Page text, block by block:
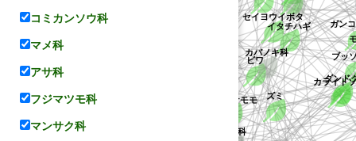
ビワ
ブッ
アベマキ
ガンコウラ
イタチハギ
ヤエナリ
ウラクロシジミ
ダンドク
ウラナミシジミ
グミ科
セイヨウ
ズミ
シルビアシジミ属
アゼナ科
コミカンソウ科
マメ科
アサ科
フジマツモ科
マンサク科